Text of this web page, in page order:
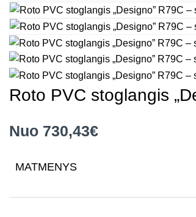
Roto PVC stoglangis
Nuo 730,43€
MATMENYS